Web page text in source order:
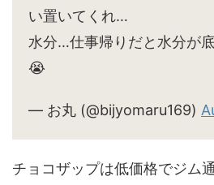
い置いてくれ…
水分…仕事帰りだと水分が
😭
— お丸 (@bijyomaru169)
チョコザップは低価格でジム